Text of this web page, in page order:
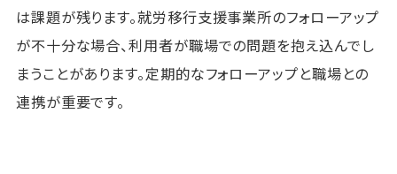
は課題が残ります。就労移行支援事業所のフォローアップ
が不十分な場合、利用者が職場での問題を抱え込んでし
まうことがあります。定期的なフォローアップと職場との
連携が重要です。